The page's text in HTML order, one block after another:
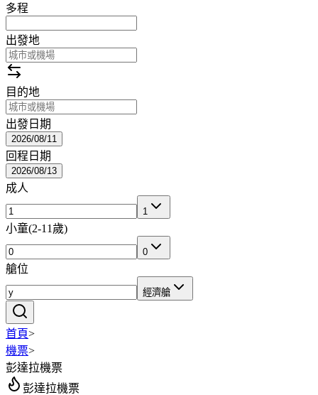
多程
出發地
目的地
出發日期
2026/08/11
回程日期
2026/08/13
成人
1
小童(2-11歲)
0
艙位
經濟艙
首頁>
機票>
彭達拉機票
彭達拉機票